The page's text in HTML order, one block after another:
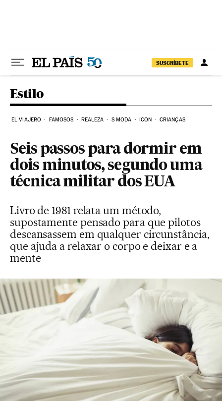
SUSCRÍBETE
Estilo
EL VIAJERO FAMOSOS REALEZA S MODA ICON CRIANÇAS
Seis passos para dormir em
dois minutos, segundo uma
técnica militar dos EUA
Livro de 1981 relata um método,
supostamente pensado para que pilotos
descansassem em qualquer circunstância,
que ajuda a relaxar o corpo e deixar e a
mente